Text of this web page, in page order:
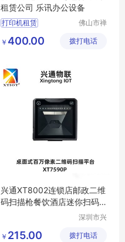
租赁公司 乐讯办公设备
打印机租赁
佛山打印机租赁公司
佛山市禅
乐讯办公
￥ 400.00 拨打电话
兴通XT8002连锁店邮政二维
码扫描枪餐饮酒店迷你扫码
深圳市兴
技有限公
￥ 215.00 拨打电话